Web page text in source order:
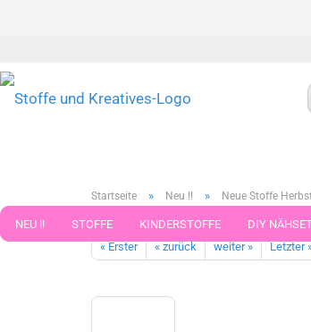
NEU !! STOFFE KINDERSTOFFE DIY
WEBBAND WEBBÄNDER NÄHZUBEHÖR WOLLE
Startseite » Neu !! » Neue Stoffe
« Erster « zurück weiter » Letzter